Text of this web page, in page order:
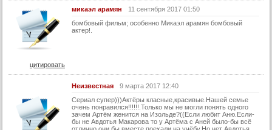
22 серия
23 серия
микаэл арамян
11 сентября 2017 01:50
бомбовый фильм; особенно Микаэл арамян бомбовый
актер!.
цитировать
Неизвестная
9 марта 2017 12:40
Сериал супер)))Актёры класные,красивые.Нашей семье
очень понравился!!!!!!.Только мы не могли понять одного
зачем Артём женится на Изольде?((Если любит Аню.Если-
бы не Авдотья Макарова то у Артёма с Аней было-бы всё
отлично они бы вместе поехали на учёбу.Но нет Авдотья